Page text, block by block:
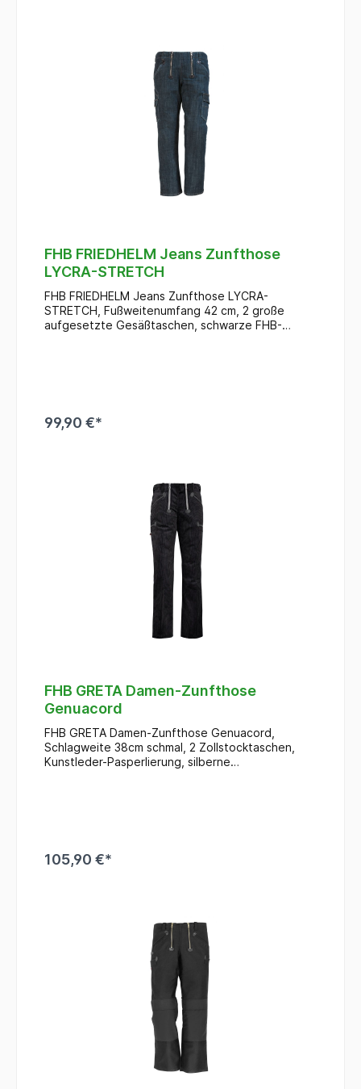
FHB FRIEDHELM Jeans Zunfthose
LYCRA-STRETCH
FHB FRIEDHELM Jeans Zunfthose LYCRA-
STRETCH, Fußweitenumfang 42 cm, 2 große
aufgesetzte Gesäßtaschen, schwarze FHB-
99,90 €*
FHB GRETA Damen-Zunfthose
Genuacord
FHB GRETA Damen-Zunfthose Genuacord,
Schlagweite 38cm schmal, 2 Zollstocktaschen,
Kunstleder-Pasperlierung, silberne
105,90 €*